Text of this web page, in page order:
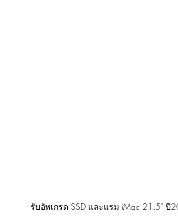
รับอัพเกรด SSD และแรม iMac 21.5" ปี